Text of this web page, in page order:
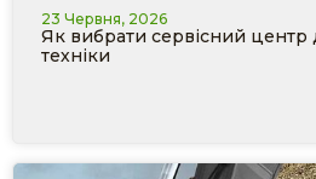
23 Червня, 2026
Як вибрати сервісний центр
техніки